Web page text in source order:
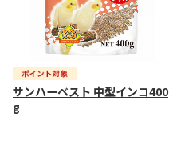
サンハーベスト 中型インコ400
g